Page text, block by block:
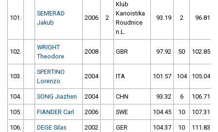
101.
SEMERAD
Jakub
2006 2
Klub
Kanoistika
Roudnice
n.L.
93.19 2 96.81
102.
WRIGHT
Theodore
2008 GBR 97.92 50 102.85
103.
SPERTINO
Lorenzo
2004 ITA 101.57 104 105.04
104. SONG Jiazhen 2004 CHN 93.32 6 106.71
105. FIANDER Carl 2006 SWE 104.45 10 107.31
106. DEGE Silas 2002 GER 104.37 10 111.83